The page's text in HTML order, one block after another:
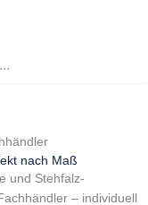
nach Maß
und Stehfalz-
– individuell